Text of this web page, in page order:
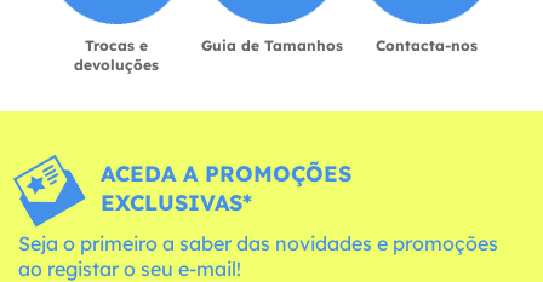
Trocas e
devoluções
Guia de Tamanhos Contacta-nos
ACEDA A PROMOÇÕES
EXCLUSIVAS*
Seja o primeiro a saber das novidades e promoções
ao registar o seu e-mail!